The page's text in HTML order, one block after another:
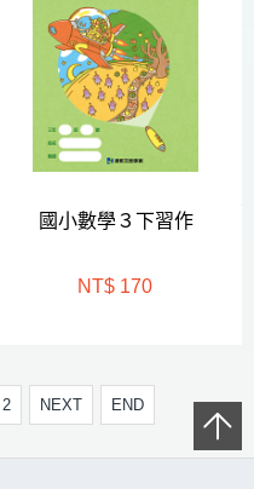
國小數學３下習作
NT$ 170
2 NEXT END